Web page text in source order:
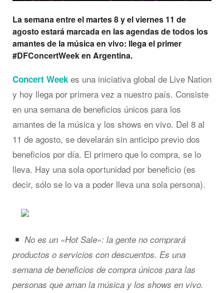
La semana entre el martes 8 y el viernes 11 de
agosto estará marcada en las agendas de todos los
amantes de la música en vivo: llega el primer
#DFConcertWeek en Argentina.
Concert Week es una iniciativa global de Live Nation
y hoy llega por primera vez a nuestro país. Consiste
en una semana de beneficios únicos para los
amantes de la música y los shows en vivo. Del 8 al
11 de agosto, se develarán sin anticipo previo dos
beneficios por día. El primero que lo compra, se lo
lleva. Hay una sola oportunidad por beneficio (es
decir, sólo se lo va a poder lleva una sola persona).
No es un «Hot Sale»: la gente no comprará
productos o servicios con descuentos. Es una
semana de beneficios de compra únicos para las
personas que aman la música y los shows en vivo.